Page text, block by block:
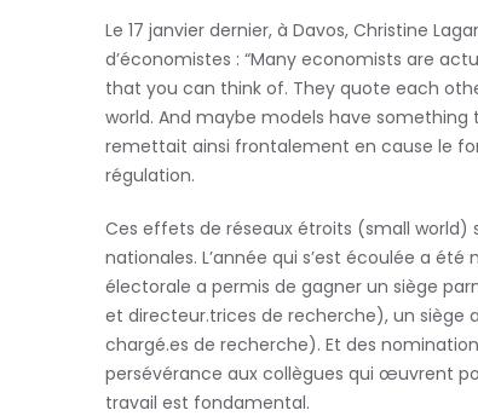
Le 17 janvier dernier, à Davos, Christine
d’économistes : “Many economists are
that you can think of. They quote each
world. And maybe models have something
remettait ainsi frontalement en cause le
régulation.
Ces effets de réseaux étroits (small
nationales. L’année qui s’est écoulée a
électorale a permis de gagner un siège
et directeur.trices de recherche), un siège
chargé.es de recherche). Et des
persévérance aux collègues qui œuvrent
travail est fondamental.